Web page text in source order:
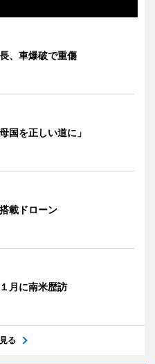
、車爆破で重傷
国を正しい道に」
載ドローン
月に南米歴訪
る